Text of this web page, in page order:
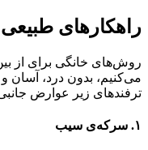
راهکارهای
روش‌های خانگی برای از
می‌کنیم، بدون درد، آسان و
ترفندهای زیر عوارض
۱. سرکه‌ی سیب